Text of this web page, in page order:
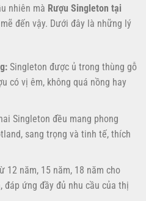
nhiên mà Rượu Singleton tại
đến vậy. Dưới đây là những lý
Singleton được ủ trong thùng gỗ
có vị êm, không quá nồng hay
Singleton đều mang phong
sang trọng và tinh tế, thích
12 năm, 15 năm, 18 năm cho
đáp ứng đầy đủ nhu cầu của thị